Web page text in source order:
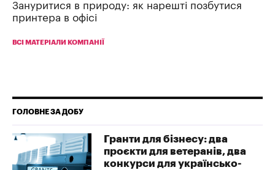
Зануритися в природу: як нарешті позбутися
принтера в офісі
ВСІ МАТЕРІАЛИ КОМПАНІЇ
ГОЛОВНЕ ЗА ДОБУ
Гранти для бізнесу: два
проєкти для ветеранів, два
конкурси для українсько-